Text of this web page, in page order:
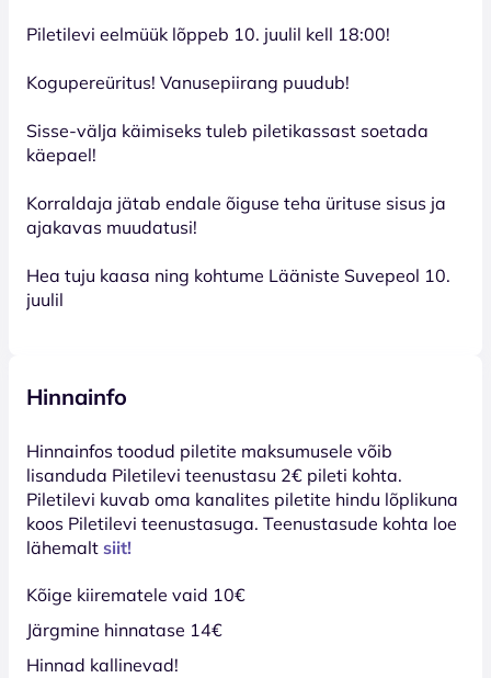
Piletilevi eelmüük lõppeb 10. juulil kell 18:00!
Kogupereüritus! Vanusepiirang puudub!
Sisse-välja käimiseks tuleb piletikassast soetada
käepael!
Korraldaja jätab endale õiguse teha ürituse sisus ja
ajakavas muudatusi!
Hea tuju kaasa ning kohtume Lääniste Suvepeol 10.
juulil
Hinnainfo
Hinnainfos toodud piletite maksumusele võib
lisanduda Piletilevi teenustasu 2€ pileti kohta.
Piletilevi kuvab oma kanalites piletite hindu lõplikuna
koos Piletilevi teenustasuga. Teenustasude kohta loe
lähemalt siit!
Kõige kiirematele vaid 10€
Järgmine hinnatase 14€
Hinnad kallinevad!